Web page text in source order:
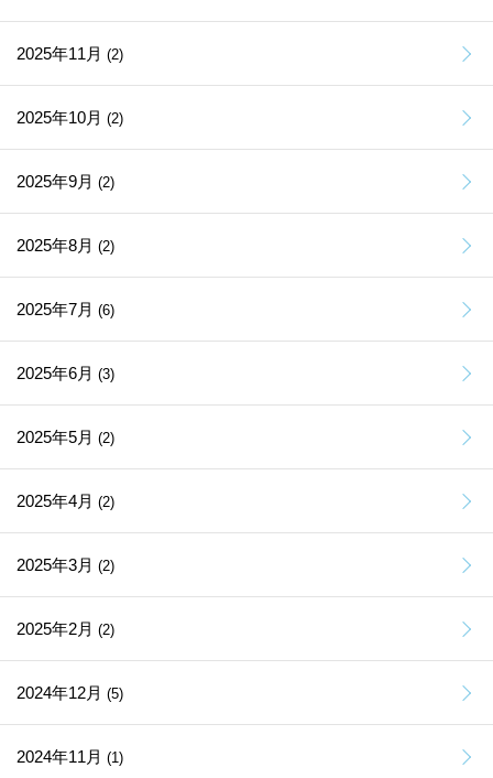
2025年11月 (2)
2025年10月 (2)
2025年9月 (2)
2025年8月 (2)
2025年7月 (6)
2025年6月 (3)
2025年5月 (2)
2025年4月 (2)
2025年3月 (2)
2025年2月 (2)
2024年12月 (5)
2024年11月 (1)